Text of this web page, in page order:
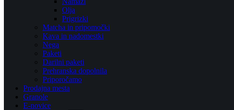
Olja
Prigrizki
Matcha in pripomočki
Kava in nadomestki
Nega
Paketi
Darilni paketi
Prehranska dopolnila
Priporočamo
Prodajna mesta
Granole
E-novice